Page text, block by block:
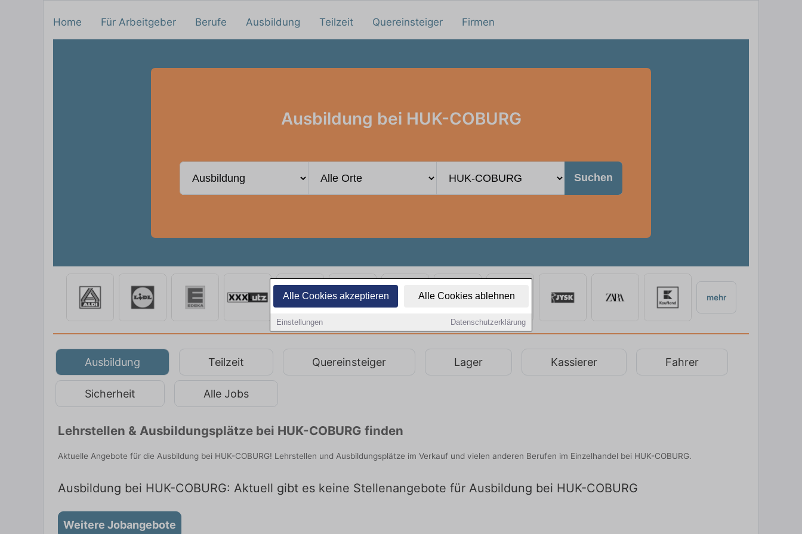
Alle Cookies akzeptieren Alle Cookies ablehnen
Einstellungen Datenschutzerklärung
Home Für Arbeitgeber Berufe Ausbildung Teilzeit Quereinsteiger Firmen
Ausbildung bei HUK-COBURG
Suchen
mehr
Ausbildung Teilzeit Quereinsteiger Lager Kassierer Fahrer
Sicherheit Alle Jobs
Lehrstellen & Ausbildungsplätze bei HUK-COBURG finden
Aktuelle Angebote für die Ausbildung bei HUK-COBURG! Lehrstellen und Ausbildungsplätze im Verkauf und vielen anderen Berufen im Einzelhandel bei HUK-COBURG.
Ausbildung bei HUK-COBURG: Aktuell gibt es keine Stellenangebote für Ausbildung bei HUK-COBURG
Weitere Jobangebote